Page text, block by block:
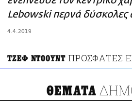
ΑΜΠΑ
Lebowski περνά δύσκολες
4.4.2019
ΤΖΕΦ ΝΤΟΟΥΝΤ ΠΡΟΣΦΑΤΕΣ
ΘΕΜΑΤΑ